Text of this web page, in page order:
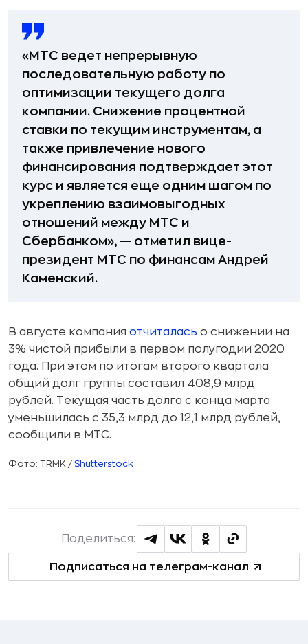
«МТС ведет непрерывную
последовательную работу по
оптимизации текущего долга
компании. Снижение процентной
ставки по текущим инструментам, а
также привлечение нового
финансирования подтверждает этот
курс и является еще одним шагом по
укреплению взаимовыгодных
отношений между МТС и
Сбербанком», — отметил вице-
президент МТС по финансам Андрей
Каменский.
В августе компания отчиталась о снижении на
3% чистой прибыли в первом полугодии 2020
года. При этом по итогам второго квартала
общий долг группы составил 408,9 млрд
рублей. Текущая часть долга с конца марта
уменьшилась с 35,3 млрд до 12,1 млрд рублей,
сообщили в МТС.
Фото: TRMK / Shutterstock
Подписаться на телеграм-канал
Поделиться: